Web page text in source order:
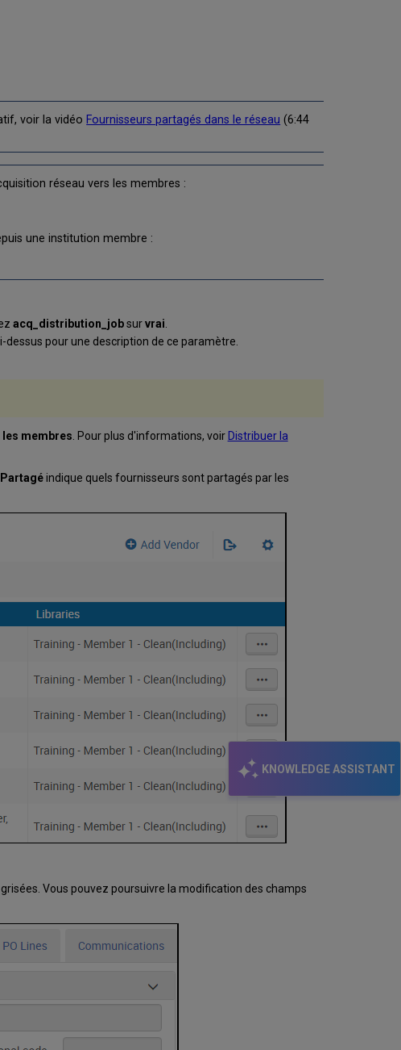
KNOWLEDGE ASSISTANT
voir la vidéo Fournisseurs partagés dans le réseau (6:44
réseau vers les membres :
une institution membre :
acq_distribution_jobsurvrai
dessus pour une description de ce paramètre.
membres . Pour plus d'informations, voir Distribuer la
Partagéindique quels fournisseurs sont partagés par les
Vous pouvez poursuivre la modification des champs